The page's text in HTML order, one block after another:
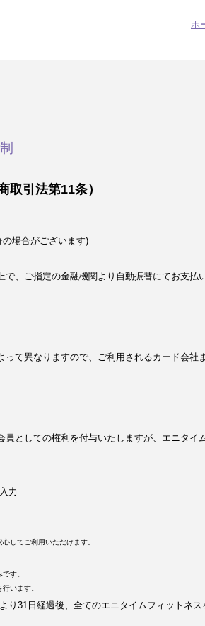
ホ
取引法第11条）
場合がございます)
、ご指定の金融機関より自動振替にてお支払
て異なりますので、ご利用されるカード会社
としての権利を付与いたしますが、エニタイ
力
してご利用いただけます。
す。
います。
り31日経過後、全てのエニタイムフィットネス